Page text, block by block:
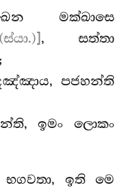
මක්ඛාසෙ
, සත්තා
පජහන්ති
ඉමං ලොකං
ඉති මෙ